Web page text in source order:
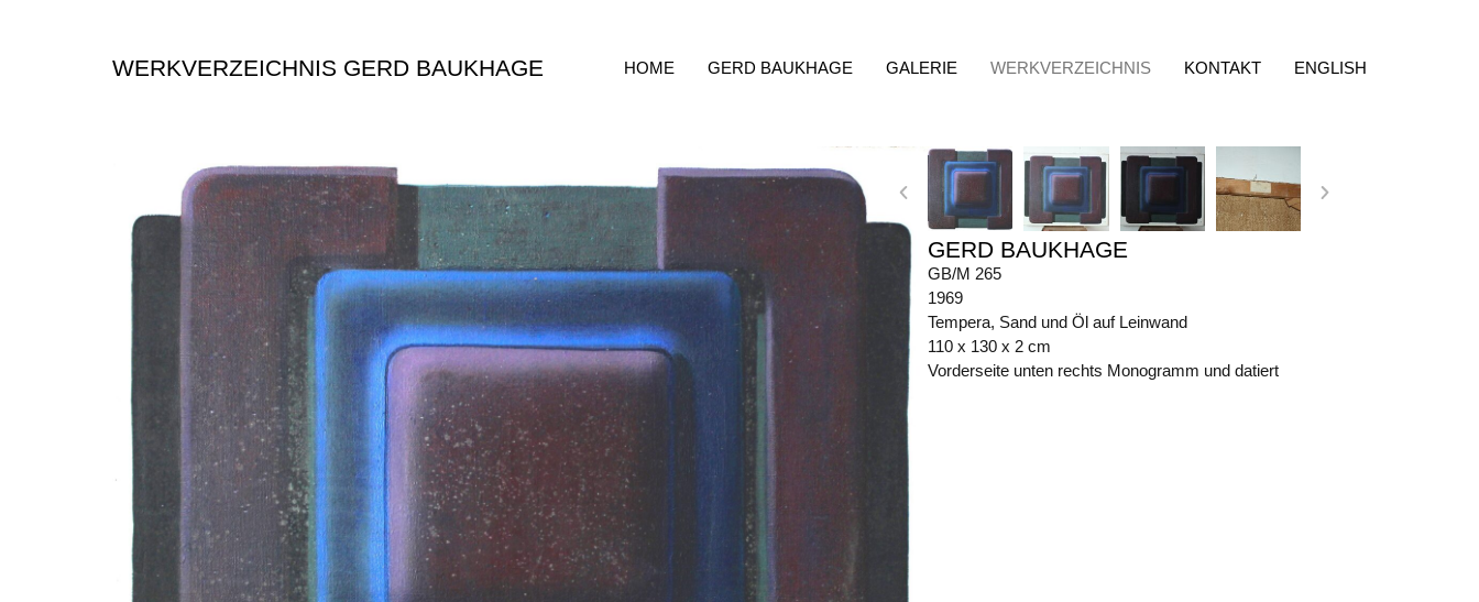
WERKVERZEICHNIS GERD BAUKHAGE HOME GERD BAUKHAGE GALERIE WERKVERZEICHNIS KONTAKT ENGLISH
GERD BAUKHAGE
GB/M 265
1969
Tempera, Sand und Öl auf Leinwand
110 x 130 x 2 cm
Vorderseite unten rechts Monogramm und datiert